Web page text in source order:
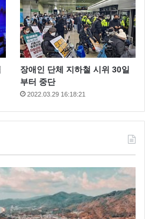
장애인 단체 지하철 시위 30일
부터 중단
2022.03.29 16:18:21